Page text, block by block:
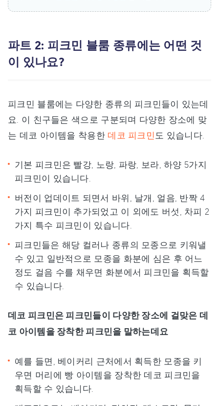
파트 2: 피크민 블룸 종류에는 어떤 것
이 있나요?
피크민 블룸에는 다양한 종류의 피크민들이 있는데
요. 이 친구들은 색으로 구분되며 다양한 장소에 맞
는 데코 아이템을 착용한 데코 피크민 도 있습니다.
기본 피크민은 빨강, 노랑, 파랑, 보라, 하양 5가지
피크민이 있습니다.
버전이 업데이트 되면서 바위, 날개, 얼음, 반짝 4
가지 피크민이 추가되었고 이 외에도 버섯, 차피 2
가지 특수 피크민이 있습니다.
피크민들은 해당 컬러나 종류의 모종으로 키워낼
수 있고 일반적으로 모종을 화분에 심은 후 어느
정도 걸음 수를 채우면 화분에서 피크민을 획득할
수 있습니다.
데코 피크민은 피크민들이 다양한 장소에 걸맞은 데
코 아이템을 장착한 피크민을 말하는데요
예를 들면, 베이커리 근처에서 획득한 모종을 키
우면 머리에 빵 아이템을 장착한 데코 피크민을
획득할 수 있습니다.